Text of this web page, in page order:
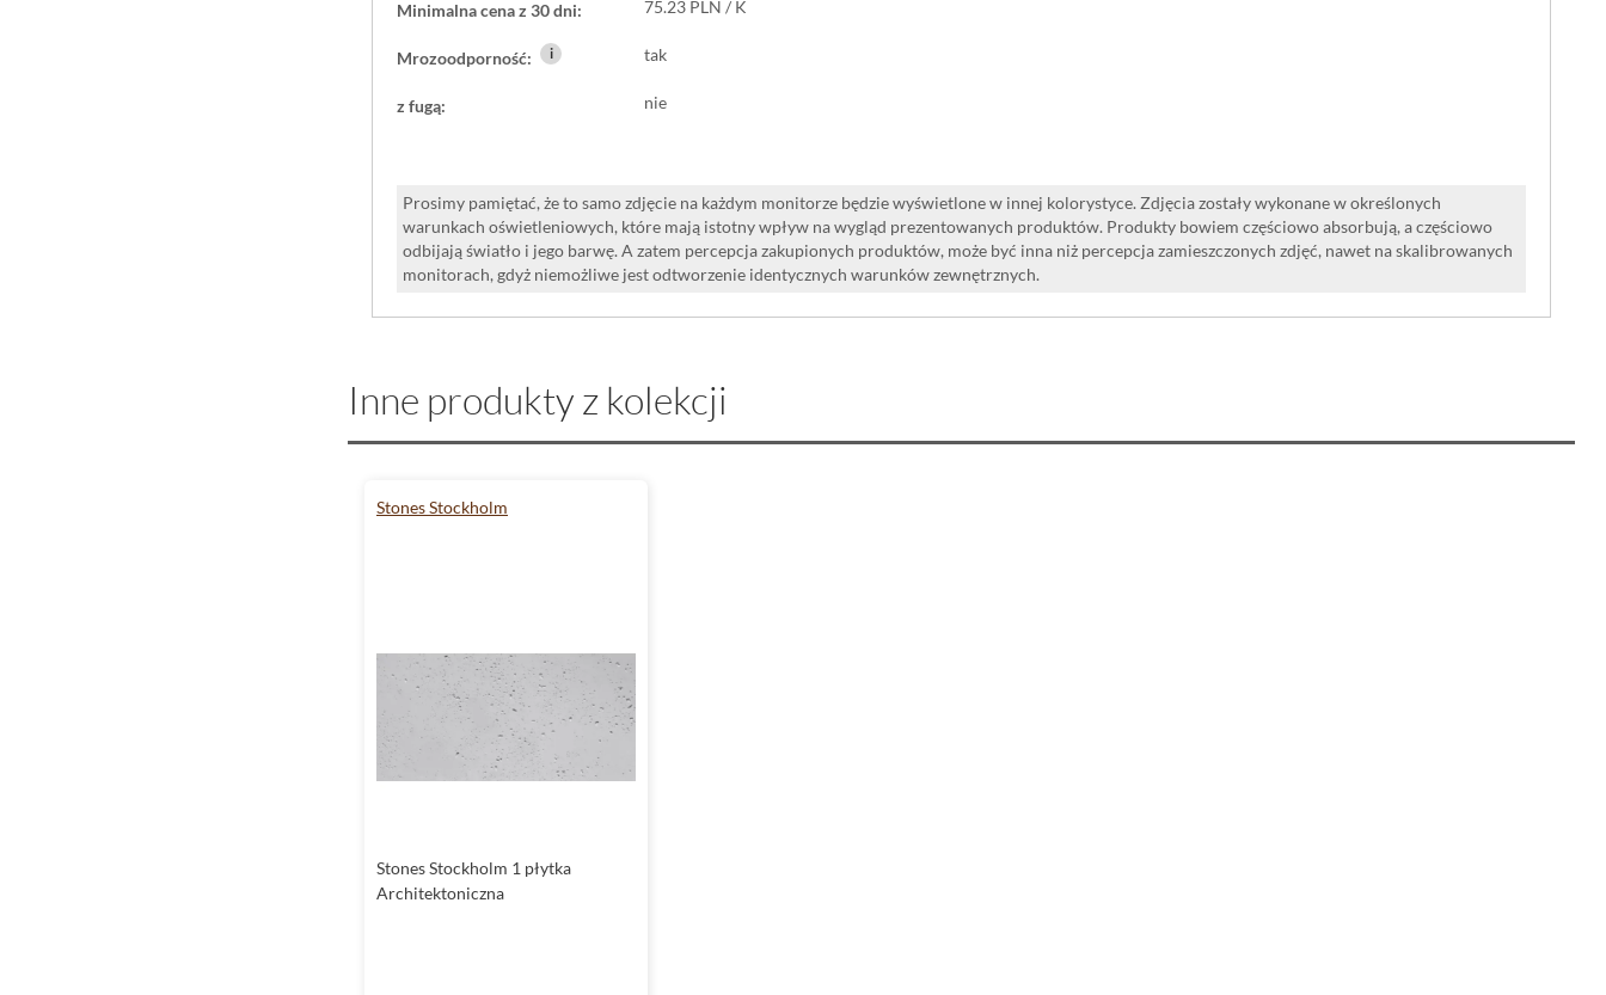
Minimalna cena z 30 dni: 75.23 PLN / K
Mrozoodporność: i tak
z fugą: nie
Prosimy pamiętać, że to samo zdjęcie na każdym monitorze będzie wyświetlone w innej kolorystyce. Zdjęcia zostały wykonane w określonych
warunkach oświetleniowych, które mają istotny wpływ na wygląd prezentowanych produktów. Produkty bowiem częściowo absorbują, a częściowo
odbijają światło i jego barwę. A zatem percepcja zakupionych produktów, może być inna niż percepcja zamieszczonych zdjęć, nawet na skalibrowanych
monitorach, gdyż niemożliwe jest odtworzenie identycznych warunków zewnętrznych.
Inne produkty z kolekcji
Stones Stockholm
Stones Stockholm 1 płytka
Architektoniczna